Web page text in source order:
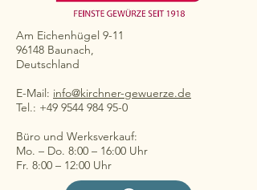
Am Eichenhügel 9-11
96148 Baunach,
Deutschland
E-Mail: info@kirchner-gewuerze.de
Tel.: +49 9544 984 95-0
Büro und Werksverkauf:
Mo. – Do. 8:00 – 16:00 Uhr
Fr. 8:00 – 12:00 Uhr